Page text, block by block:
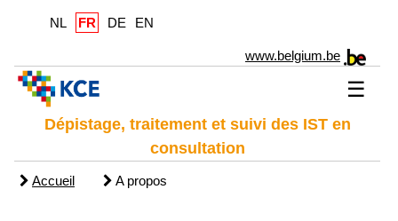
NL FR DE EN
www.belgium.be
☰
Dépistage, traitement et suivi des IST en
consultation
Accueil A propos